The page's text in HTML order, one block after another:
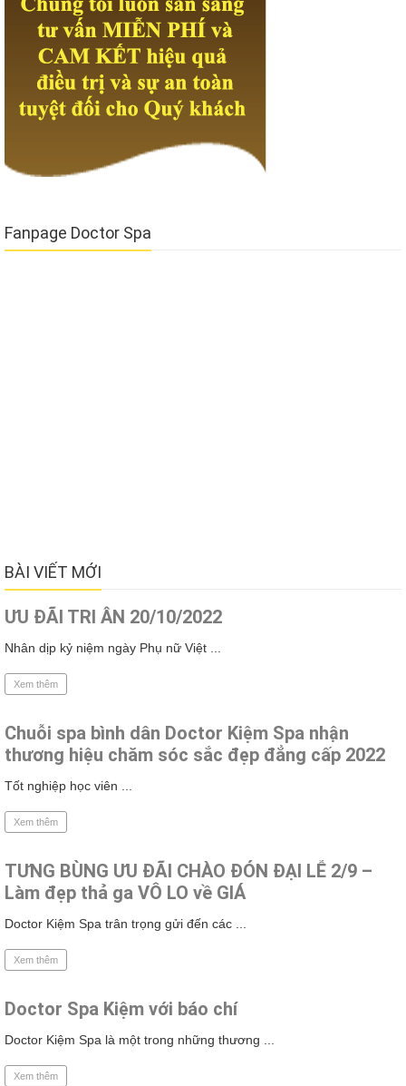
Fanpage Doctor Spa
BÀI VIẾT MỚI
ƯU ĐÃI TRI ÂN 20/10/2022
Nhân dịp kỷ niệm ngày Phụ nữ Việt ...
Xem thêm
Chuỗi spa bình dân Doctor Kiệm Spa nhận
thương hiệu chăm sóc sắc đẹp đẳng cấp 2022
Tốt nghiệp học viên ...
Xem thêm
TƯNG BÙNG ƯU ĐÃI CHÀO ĐÓN ĐẠI LỄ 2/9 –
Làm đẹp thả ga VÔ LO về GIÁ
Doctor Kiệm Spa trân trọng gửi đến các ...
Xem thêm
Doctor Spa Kiệm với báo chí
Doctor Kiệm Spa là một trong những thương ...
Xem thêm